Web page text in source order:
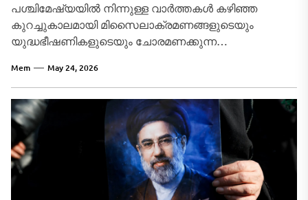
പശ്ചിമേഷ്യയിൽ നിന്നുള്ള വാർത്തകൾ കഴിഞ്ഞ
കുറച്ചുകാലമായി മിസൈലാക്രമണങ്ങളുടെയും
യുദ്ധഭീഷണികളുടെയും ചോരമണക്കുന്ന
ഭൗമരാഷ്ട്രീയ തർക്കങ്ങളും അന്താരാഷ്ട്ര ഉപരോധങ്ങളും
വാർത്താമാധ്യമങ്ങളിൽ നിറഞ്ഞുനിൽക്കുമ്പോൾ,
ആഗോള ശ്രദ്ധയാകർഷിച്ച മറ്റൊരു...
Mem May 24, 2026